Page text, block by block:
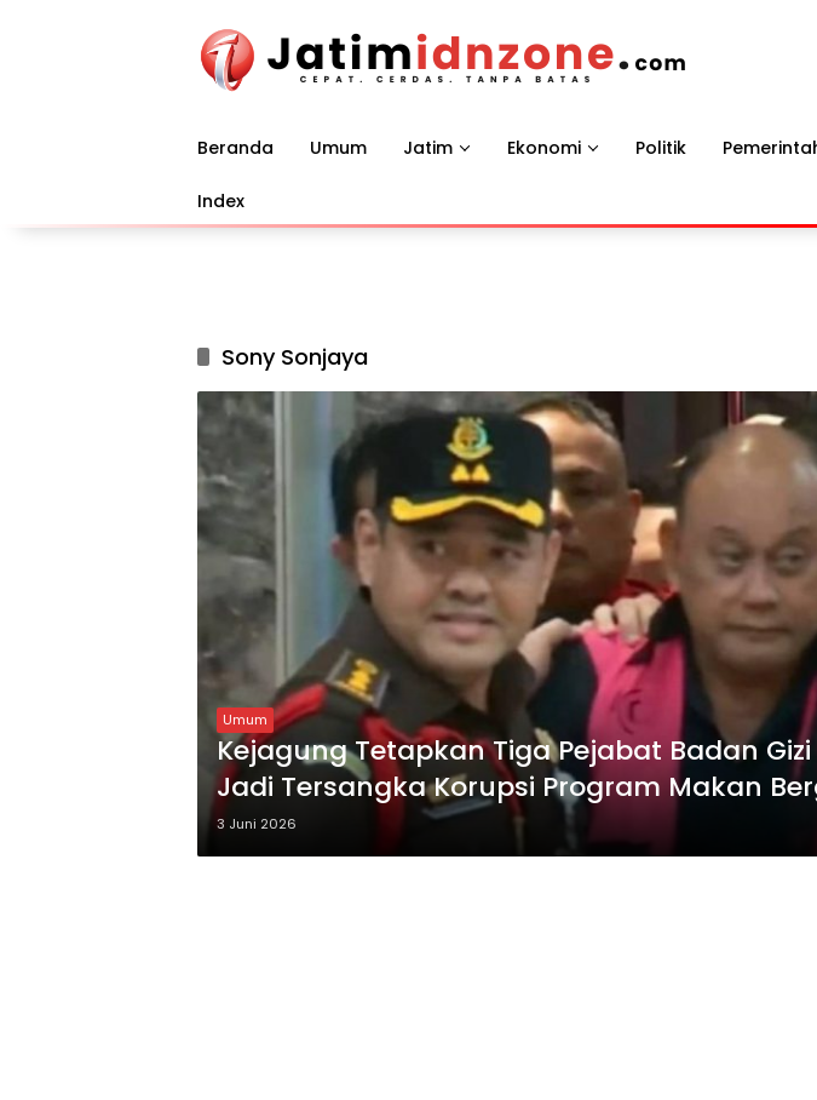
Beranda Umum Jatim Ekonomi Politik
Index
Sony Sonjaya
Umum
Kejagung Tetapkan Tiga Pejabat Badan
Jadi Tersangka Korupsi Program Makan
3 Juni 2026